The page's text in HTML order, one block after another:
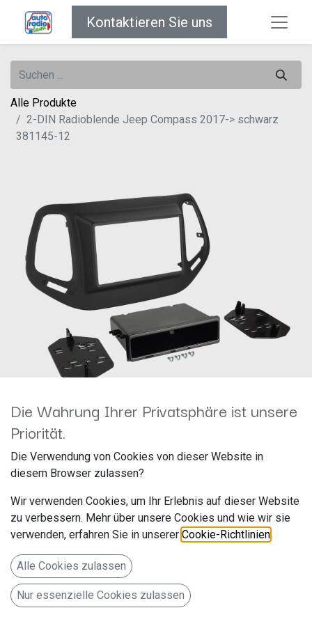
Kontaktieren Sie uns
Alle Produkte
2-DIN Radioblende Jeep Compass 2017-> schwarz
381145-12
2-DIN Radioblende Jeep
Compass 2017-> schwarz
381145-12
Artikelnummer: 381145-12
acv GmbH
Straßburger Allee 10-12
Die Wahrung Ihrer Privatsphäre ist unsere
Priorität.
Die Verwendung von Cookies von dieser Website in
diesem Browser zulassen?
Wir verwenden Cookies, um Ihr Erlebnis auf dieser Website
zu verbessern. Mehr über unsere Cookies und wie wir sie
verwenden, erfahren Sie in unserer Cookie-Richtlinien
Alle Cookies zulassen
Nur essenzielle Cookies zulassen